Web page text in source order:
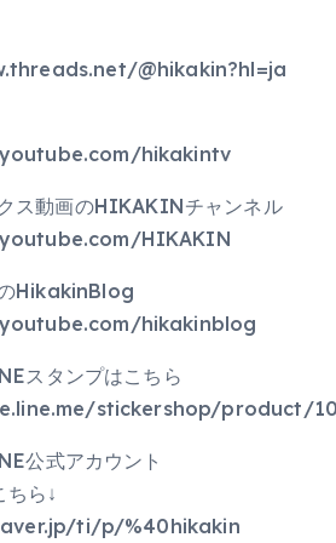
@hikakin?hl=ja
hikakintv
ス動画のHIKAKINチャンネル
HIKAKIN
HikakinBlog
hikakinblog
スタンプはこちら
stickershop/product/
公式アカウント
ちら↓
ti/p/%40hikakin